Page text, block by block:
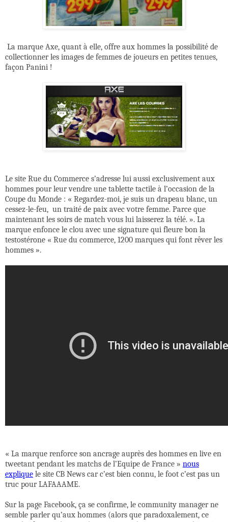
La marque Axe, quant à elle, offre aux hommes la possibilité de
collectionner les images de femmes de joueurs en petites tenues,
façon Panini !
Le site Rue du Commerce s’adresse lui aussi exclusivement aux
hommes pour leur vendre une tablette tactile à l’occasion de la
Coupe du Monde : « Regardez-moi, je suis un drapeau blanc, un
cessez-le-feu, un traité de paix avec votre femme. Parce que
maintenant les soirs de match vous lui laisserez la télé. ». La
marque enfonce le clou avec une signature qui fleure bon la
testostérone « Rue du commerce, 1200 marques qui font rêver les
hommes ».
« La marque renforce son ancrage auprès des hommes en live en
tweetant pendant les matchs de l’Equipe de France » nous
explique le site CB News car c’est bien connu, le foot c’est pas un
truc pour LAFAAAME.
Sur la page Facebook, ça se confirme, le community manager ne
semble parler qu’aux hommes (alors que paradoxalement, ce